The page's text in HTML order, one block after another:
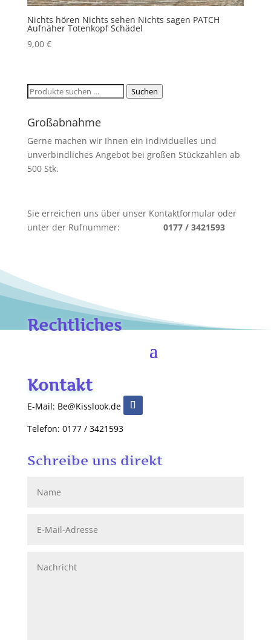
Nichts hören Nichts sehen Nichts sagen PATCH
Aufnäher Totenkopf Schädel
9,00 €
Suchen
Suchen
Großabnahme
Gerne machen wir Ihnen ein individuelles und
unverbindliches Angebot bei großen Stückzahlen ab
500 Stk.
Sie erreichen uns über unser Kontaktformular oder
unter der Rufnummer: 0177 / 3421593
Rechtliches
Kontakt
E-Mail: Be@Kisslook.de
Telefon: 0177 / 3421593
Schreibe uns direkt